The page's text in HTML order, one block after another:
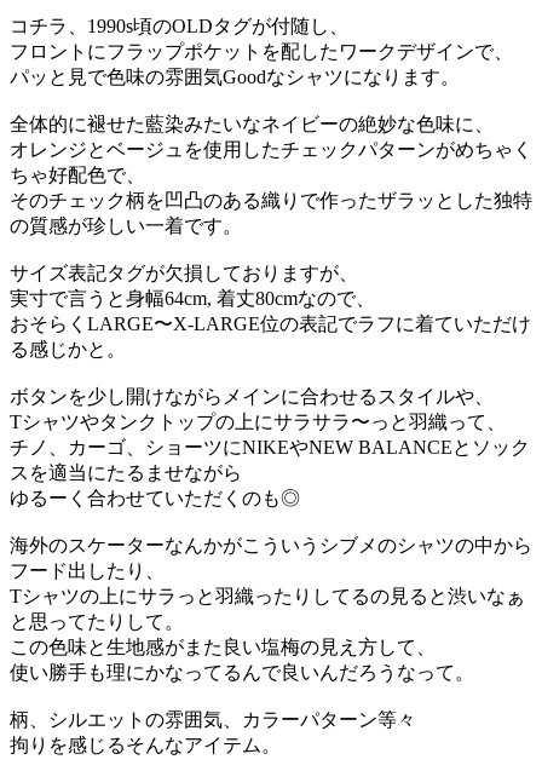
コチラ、1990s頃のOLDタグが付随し、
フロントにフラップポケットを配したワークデザインで、
パッと見で色味の雰囲気Goodなシャツになります。
全体的に褪せた藍染みたいなネイビーの絶妙な色味に、
オレンジとベージュを使用したチェックパターンがめちゃく
ちゃ好配色で、
そのチェック柄を凹凸のある織りで作ったザラッとした独特
の質感が珍しい一着です。
サイズ表記タグが欠損しておりますが、
実寸で言うと身幅64cm, 着丈80cmなので、
おそらくLARGE〜X-LARGE位の表記でラフに着ていただけ
る感じかと。
ボタンを少し開けながらメインに合わせるスタイルや、
Tシャツやタンクトップの上にサラサラ〜っと羽織って、
チノ、カーゴ、ショーツにNIKEやNEW BALANCEとソック
スを適当にたるませながら
ゆるーく合わせていただくのも◎
海外のスケーターなんかがこういうシブメのシャツの中から
フード出したり、
Tシャツの上にサラっと羽織ったりしてるの見ると渋いなぁ
と思ってたりして。
この色味と生地感がまた良い塩梅の見え方して、
使い勝手も理にかなってるんで良いんだろうなって。
柄、シルエットの雰囲気、カラーパターン等々
拘りを感じるそんなアイテム。